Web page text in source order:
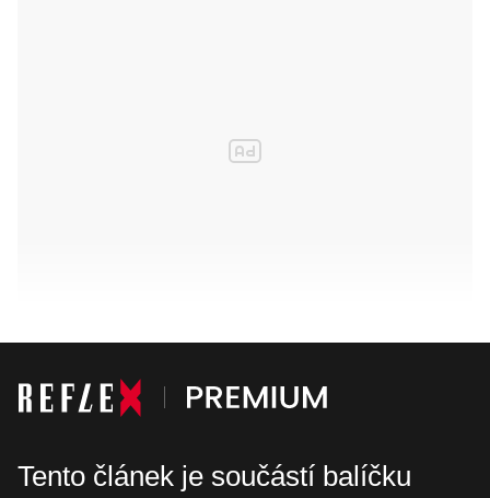
Tento článek je součástí balíčku